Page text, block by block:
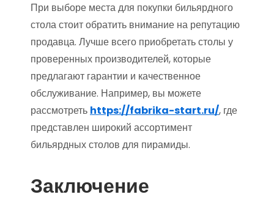
При выборе места для покупки бильярдного
стола стоит обратить внимание на репутацию
продавца. Лучше всего приобретать столы у
проверенных производителей, которые
предлагают гарантии и качественное
обслуживание. Например, вы можете
рассмотреть https://fabrika-start.ru/, где
представлен широкий ассортимент
бильярдных столов для пирамиды.
Заключение